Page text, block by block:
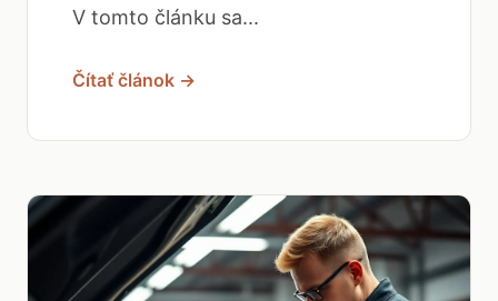
V tomto článku sa...
Čítať článok →